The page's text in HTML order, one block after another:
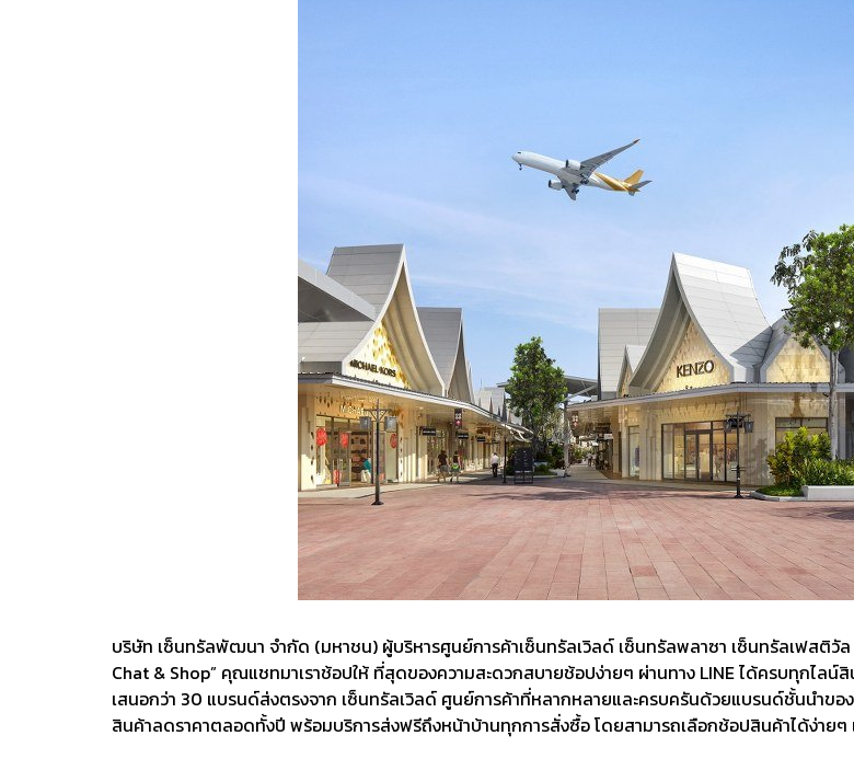
บริษัท เซ็นทรัลพัฒนา จำกัด (มหาชน) ผู้บริหารศูนย์การค้าเซ็นทรัลเวิลด์ เซ็นทรัลพลาซา เซ็นทรัลเฟสติวัล
Chat & Shop” คุณแชทมาเราช้อปให้ ที่สุดของความสะดวกสบายช้อปง่ายๆ ผ่านทาง LINE ได้ครบทุกไล
เสนอกว่า 30 แบรนด์ส่งตรงจาก เซ็นทรัลเวิลด์ ศูนย์การค้าที่หลากหลายและครบครันด้วยแบรนด์ชั้นนำขอ
สินค้าลดราคาตลอดทั้งปี พร้อมบริการส่งฟรีถึงหน้าบ้านทุกการสั่งซื้อ โดยสามารถเลือกช้อปสินค้าได้ง่ายๆ